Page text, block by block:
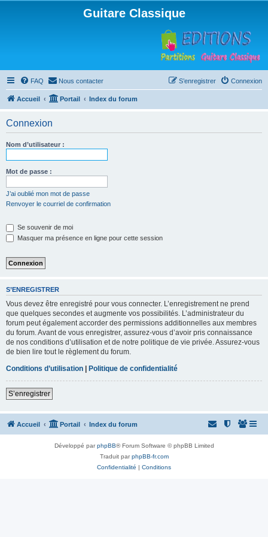
Guitare Classique
FAQ Nous contacter Connexion
S’enregistrer
Accueil Portail Index du forum
Connexion
Nom d’utilisateur :
Mot de passe :
J’ai oublié mon mot de passe
Renvoyer le courriel de confirmation
Se souvenir de moi
Masquer ma présence en ligne pour cette session
S’ENREGISTRER
Vous devez être enregistré pour vous connecter. L’enregistrement ne prend
que quelques secondes et augmente vos possibilités. L’administrateur du
forum peut également accorder des permissions additionnelles aux membres
du forum. Avant de vous enregistrer, assurez-vous d’avoir pris connaissance
de nos conditions d’utilisation et de notre politique de vie privée. Assurez-vous
de bien lire tout le règlement du forum.
Conditions d’utilisation | Politique de confidentialité
S’enregistrer
Accueil Portail Index du forum
Développé parphpBB® Forum Software © phpBB Limited
Traduit parphpBB-fr.com
Confidentialité | Conditions